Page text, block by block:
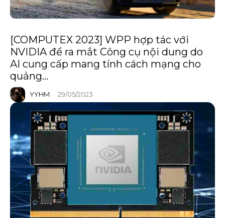
[COMPUTEX 2023] WPP hợp tác với
NVIDIA để ra mắt Công cụ nội dung do
AI cung cấp mang tính cách mạng cho
quảng...
YYHM - 29/05/2023